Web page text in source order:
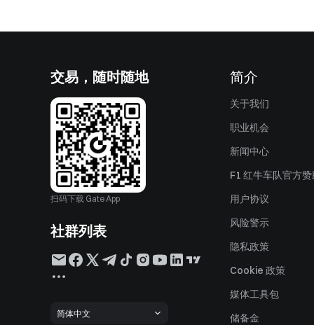
交易，随时随地
扫码下载 Gate App
社群列表
简体中文
简介
关于我们
职业机会
新闻中心
F1 红牛车队官方
用户协议
风险警示
隐私政策
Cookie 政策
媒体工具包
储备金